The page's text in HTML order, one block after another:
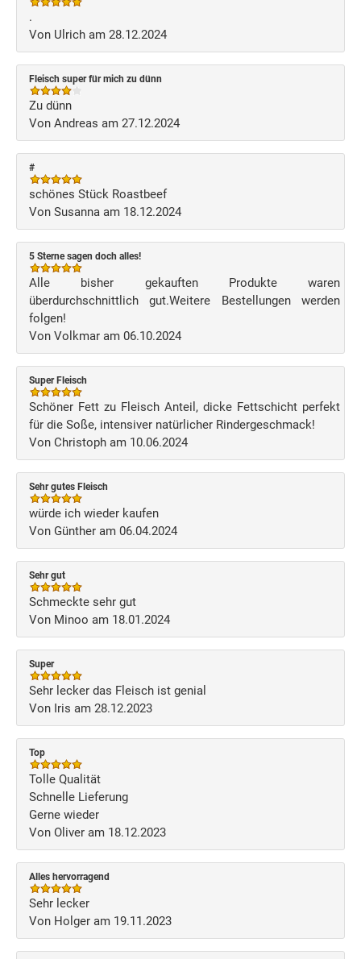
.
Von Ulrich am 28.12.2024
Fleisch super für mich zu dünn
Zu dünn
Von Andreas am 27.12.2024
#
schönes Stück Roastbeef
Von Susanna am 18.12.2024
5 Sterne sagen doch alles!
Alle bisher gekauften Produkte waren
überdurchschnittlich gut.Weitere Bestellungen werden
folgen!
Von Volkmar am 06.10.2024
Super Fleisch
Schöner Fett zu Fleisch Anteil, dicke Fettschicht perfekt
für die Soße, intensiver natürlicher Rindergeschmack!
Von Christoph am 10.06.2024
Sehr gutes Fleisch
würde ich wieder kaufen
Von Günther am 06.04.2024
Sehr gut
Schmeckte sehr gut
Von Minoo am 18.01.2024
Super
Sehr lecker das Fleisch ist genial
Von Iris am 28.12.2023
Top
Tolle Qualität
Schnelle Lieferung
Gerne wieder
Von Oliver am 18.12.2023
Alles hervorragend
Sehr lecker
Von Holger am 19.11.2023